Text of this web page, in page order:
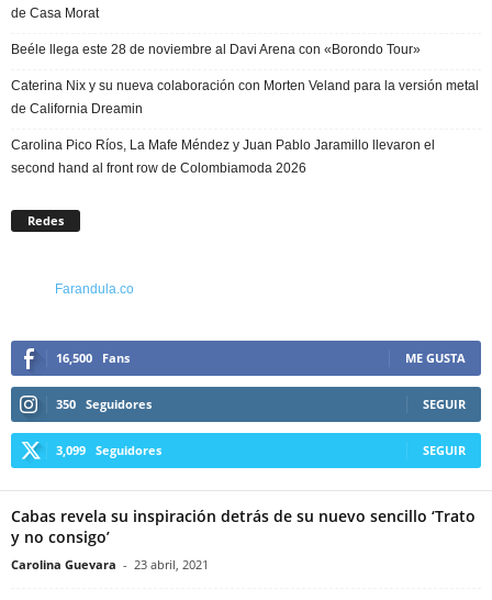
de Casa Morat
Beéle llega este 28 de noviembre al Davi Arena con «Borondo Tour»
Caterina Nix y su nueva colaboración con Morten Veland para la versión metal
de California Dreamin
Carolina Pico Ríos, La Mafe Méndez y Juan Pablo Jaramillo llevaron el
second hand al front row de Colombiamoda 2026
Redes
Farandula.co
16,500 Fans ME GUSTA
350 Seguidores SEGUIR
3,099 Seguidores SEGUIR
Cabas revela su inspiración detrás de su nuevo sencillo ‘Trato
y no consigo’
Carolina Guevara - 23 abril, 2021